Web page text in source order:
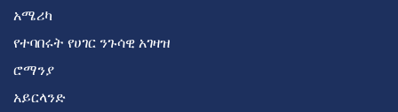
አሜሪካ
የተባበሩት የሀገር ንጉሳዊ አገዛዝ
ሮማንያ
አይርላንድ